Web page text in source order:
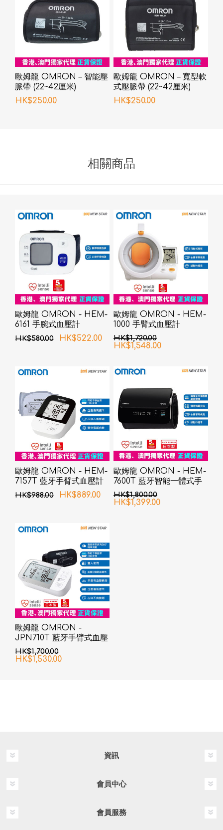
歐姆龍 OMRON – 智能壓
脈帶 (22~42厘米)
HK$250.00
歐姆龍 OMRON – 寬型軟
式壓脈帶 (22~42厘米)
HK$250.00
相關商品
歐姆龍 OMRON - HEM-
6161 手腕式血壓計
HK$580.00 HK$522.00
歐姆龍 OMRON - HEM-
1000 手臂式血壓計
HK$1,720.00
HK$1,548.00
歐姆龍 OMRON - HEM-
7157T 藍牙手臂式血壓計
HK$988.00 HK$889.00
歐姆龍 OMRON - HEM-
7600T 藍牙智能一體式手
臂血壓計
HK$1,800.00
HK$1,399.00
歐姆龍 OMRON -
JPN710T 藍牙手臂式血壓
計
HK$1,700.00
HK$1,530.00
資訊
會員中心
會員服務